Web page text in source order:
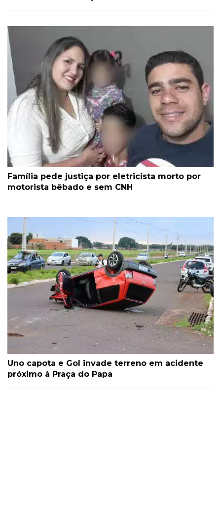
Família pede justiça por eletricista morto por
motorista bêbado e sem CNH
Uno capota e Gol invade terreno em acidente
próximo à Praça do Papa